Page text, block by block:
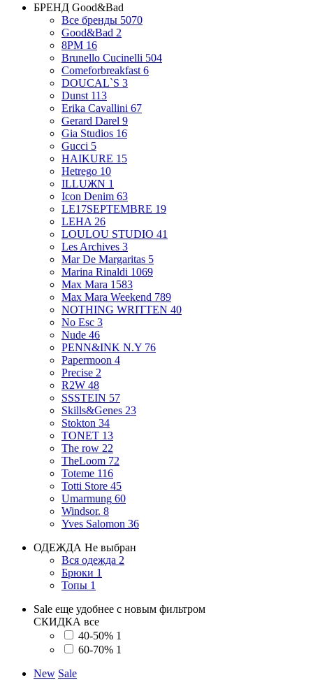
БРЕНД Good&Bad
Все бренды 5070
Good&Bad 2
8PM 16
Brunello Cucinelli 504
Comeforbreakfast 6
DOUCAL`S 3
Dunst 113
Erika Cavallini 67
Gerard Darel 9
Gia Studios 16
Gucci 5
HAIKURE 15
Hetrego 10
ILLUЖN 1
Icon Denim 63
LE17SEPTEMBRE 19
LEHA 26
LOULOU STUDIO 41
Les Archives 3
Mar De Margaritas 5
Marina Rinaldi 1069
Max Mara 1583
Max Mara Weekend 789
NOTHING WRITTEN 40
No Esc 3
Nude 46
PENN&INK N.Y 76
Papermoon 4
Precise 2
R2W 48
SSSTEIN 57
Skills&Genes 23
Stokton 34
TONET 13
The row 22
TheLoom 72
Toteme 116
Totti Store 45
Umarmung 60
Windsor. 8
Yves Salomon 36
ОДЕЖДА Не выбран
Вся одежда 2
Брюки 1
Топы 1
Sale еще удобнее с новым фильтром
СКИДКА все
40-50% 1
60-70% 1
New Sale